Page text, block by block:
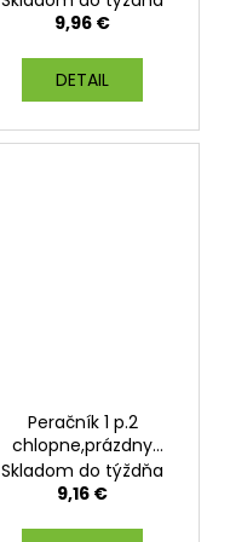
neon
9,96 €
DETAIL
Peračník 1 p.2
chlopne,prázdny
UNICOLOR Violet
Skladom do týždňa
9,16 €